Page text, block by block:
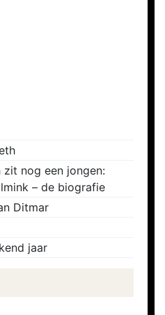
zit nog een jongen:
– de biografie
Ditmar
jaar